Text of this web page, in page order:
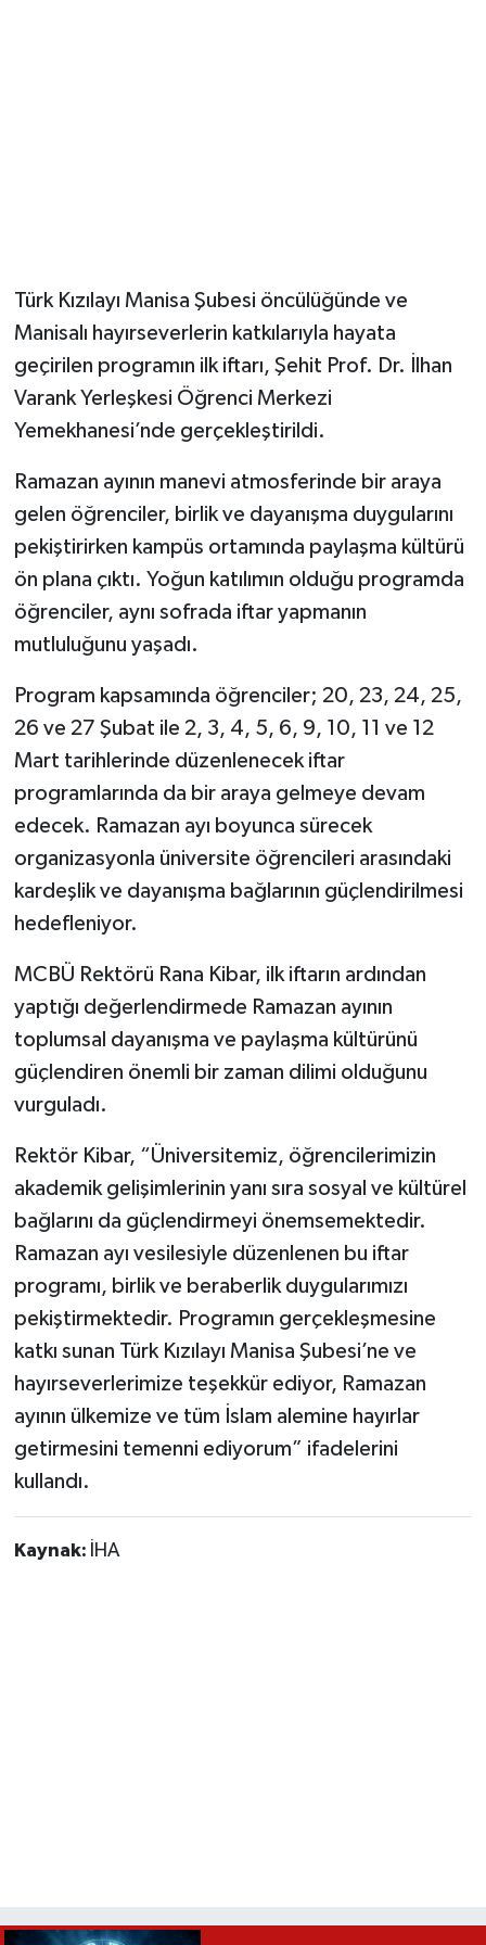
Türk Kızılayı Manisa Şubesi öncülüğünde ve
Manisalı hayırseverlerin katkılarıyla hayata
geçirilen programın ilk iftarı, Şehit Prof. Dr. İlhan
Varank Yerleşkesi Öğrenci Merkezi
Yemekhanesi’nde gerçekleştirildi.
Ramazan ayının manevi atmosferinde bir araya
gelen öğrenciler, birlik ve dayanışma duygularını
pekiştirirken kampüs ortamında paylaşma kültürü
ön plana çıktı. Yoğun katılımın olduğu programda
öğrenciler, aynı sofrada iftar yapmanın
mutluluğunu yaşadı.
Program kapsamında öğrenciler; 20, 23, 24, 25,
26 ve 27 Şubat ile 2, 3, 4, 5, 6, 9, 10, 11 ve 12
Mart tarihlerinde düzenlenecek iftar
programlarında da bir araya gelmeye devam
edecek. Ramazan ayı boyunca sürecek
organizasyonla üniversite öğrencileri arasındaki
kardeşlik ve dayanışma bağlarının güçlendirilmesi
hedefleniyor.
MCBÜ Rektörü Rana Kibar, ilk iftarın ardından
yaptığı değerlendirmede Ramazan ayının
toplumsal dayanışma ve paylaşma kültürünü
güçlendiren önemli bir zaman dilimi olduğunu
vurguladı.
Rektör Kibar, “Üniversitemiz, öğrencilerimizin
akademik gelişimlerinin yanı sıra sosyal ve kültürel
bağlarını da güçlendirmeyi önemsemektedir.
Ramazan ayı vesilesiyle düzenlenen bu iftar
programı, birlik ve beraberlik duygularımızı
pekiştirmektedir. Programın gerçekleşmesine
katkı sunan Türk Kızılayı Manisa Şubesi’ne ve
hayırseverlerimize teşekkür ediyor, Ramazan
ayının ülkemize ve tüm İslam alemine hayırlar
getirmesini temenni ediyorum” ifadelerini
kullandı.
Kaynak: İHA